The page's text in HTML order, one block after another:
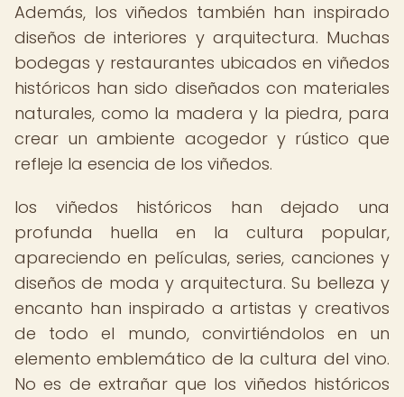
Además, los viñedos también han inspirado
diseños de interiores y arquitectura. Muchas
bodegas y restaurantes ubicados en viñedos
históricos han sido diseñados con materiales
naturales, como la madera y la piedra, para
crear un ambiente acogedor y rústico que
refleje la esencia de los viñedos.
los viñedos históricos han dejado una
profunda huella en la cultura popular,
apareciendo en películas, series, canciones y
diseños de moda y arquitectura. Su belleza y
encanto han inspirado a artistas y creativos
de todo el mundo, convirtiéndolos en un
elemento emblemático de la cultura del vino.
No es de extrañar que los viñedos históricos